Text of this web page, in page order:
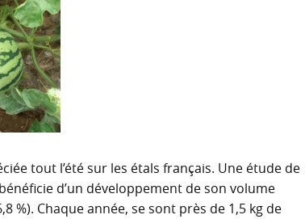
tout l’été sur les étals français. Une étude de
d’un développement de son volume
%). Chaque année, se sont près de 1,5 kg de